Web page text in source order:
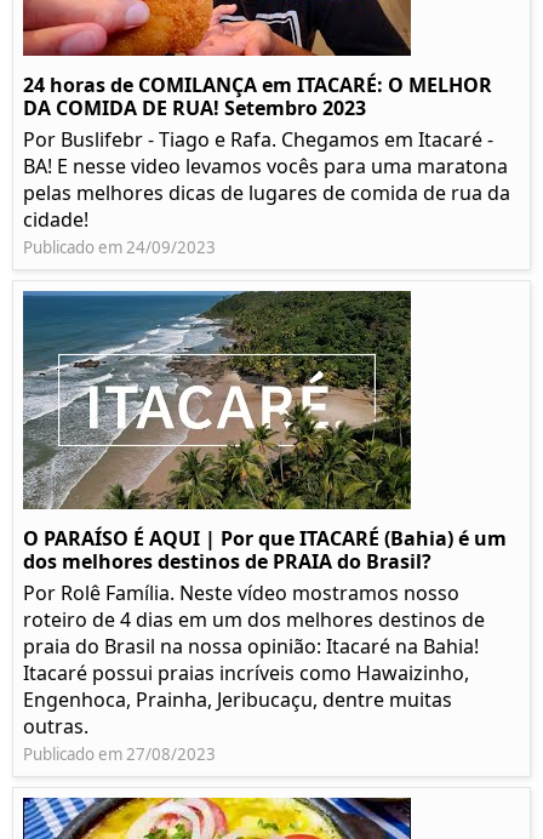
24 horas de COMILANÇA em ITACARÉ: O MELHOR
DA COMIDA DE RUA! Setembro 2023
Por Buslifebr - Tiago e Rafa. Chegamos em Itacaré -
BA! E nesse video levamos vocês para uma maratona
pelas melhores dicas de lugares de comida de rua da
cidade!
Publicado em 24/09/2023
O PARAÍSO É AQUI | Por que ITACARÉ (Bahia) é um
dos melhores destinos de PRAIA do Brasil?
Por Rolê Família. Neste vídeo mostramos nosso
roteiro de 4 dias em um dos melhores destinos de
praia do Brasil na nossa opinião: Itacaré na Bahia!
Itacaré possui praias incríveis como Hawaizinho,
Engenhoca, Prainha, Jeribucaçu, dentre muitas
outras.
Publicado em 27/08/2023